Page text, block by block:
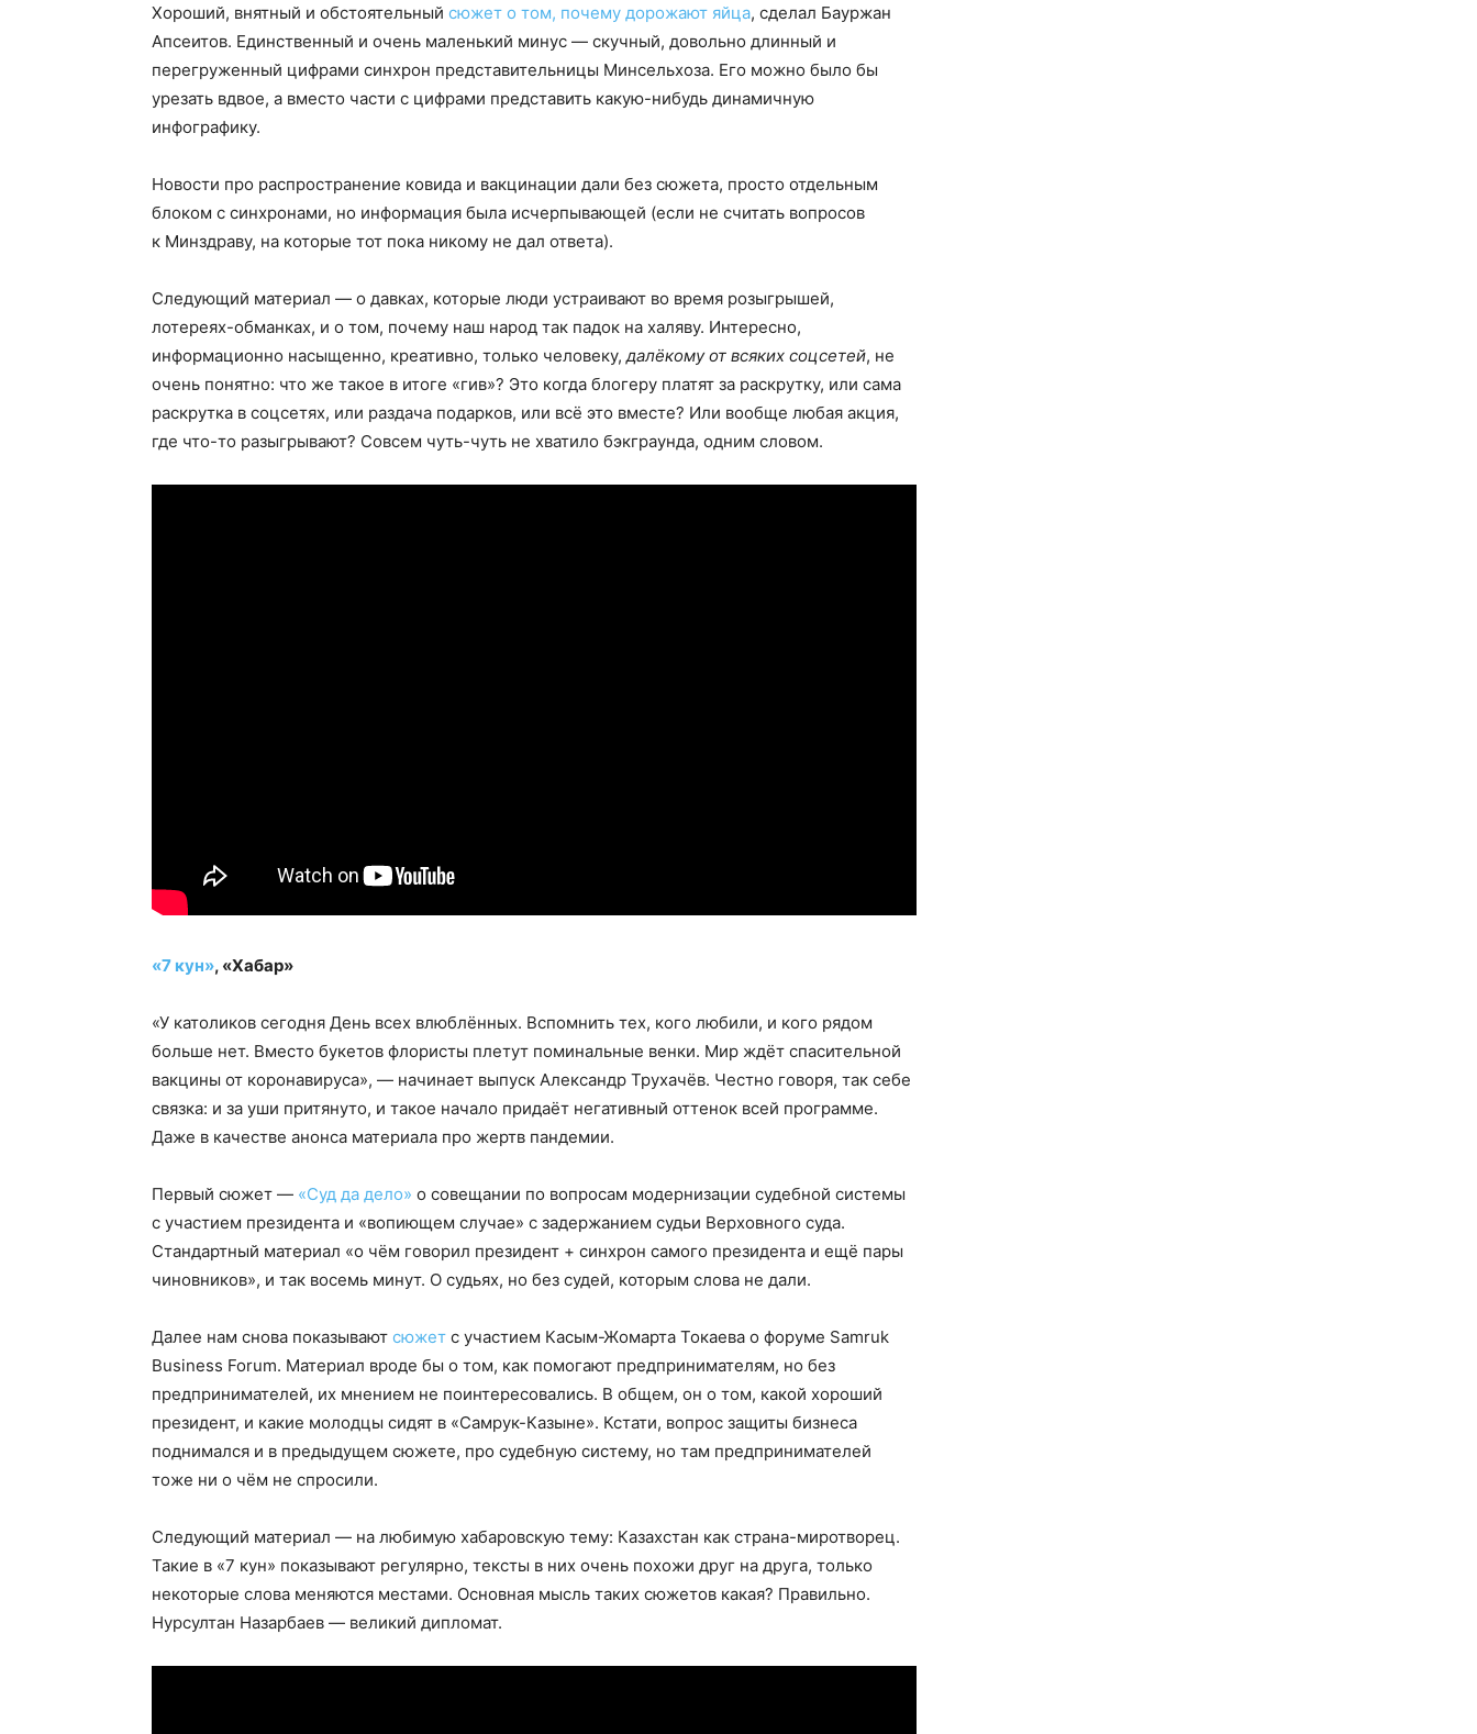
Хороший, внятный и обстоятельный сюжет о том, почему дорожают яйца, сделал Бауржан
Апсеитов. Единственный и очень маленький минус — скучный, довольно длинный и
перегруженный цифрами синхрон представительницы Минсельхоза. Его можно было бы
урезать вдвое, а вместо части с цифрами представить какую-нибудь динамичную
инфографику.
Новости про распространение ковида и вакцинации дали без сюжета, просто отдельным
блоком с синхронами, но информация была исчерпывающей (если не считать вопросов
к Минздраву, на которые тот пока никому не дал ответа).
Следующий материал — о давках, которые люди устраивают во время розыгрышей,
лотереях-обманках, и о том, почему наш народ так падок на халяву. Интересно,
информационно насыщенно, креативно, только человеку, далёкому от всяких соцсетей, не
очень понятно: что же такое в итоге «гив»? Это когда блогеру платят за раскрутку, или сама
раскрутка в соцсетях, или раздача подарков, или всё это вместе? Или вообще любая акция,
где что-то разыгрывают? Совсем чуть-чуть не хватило бэкграунда, одним словом.
«7 кун», «Хабар»
«У католиков сегодня День всех влюблённых. Вспомнить тех, кого любили, и кого рядом
больше нет. Вместо букетов флористы плетут поминальные венки. Мир ждёт спасительной
вакцины от коронавируса», — начинает выпуск Александр Трухачёв. Честно говоря, так себе
связка: и за уши притянуто, и такое начало придаёт негативный оттенок всей программе.
Даже в качестве анонса материала про жертв пандемии.
Первый сюжет — «Суд да дело» о совещании по вопросам модернизации судебной системы
с участием президента и «вопиющем случае» с задержанием судьи Верховного суда.
Стандартный материал «о чём говорил президент + синхрон самого президента и ещё пары
чиновников», и так восемь минут. О судьях, но без судей, которым слова не дали.
Далее нам снова показывают сюжет с участием Касым-Жомарта Токаева о форуме Samruk
Business Forum. Материал вроде бы о том, как помогают предпринимателям, но без
предпринимателей, их мнением не поинтересовались. В общем, он о том, какой хороший
президент, и какие молодцы сидят в «Самрук-Казыне». Кстати, вопрос защиты бизнеса
поднимался и в предыдущем сюжете, про судебную систему, но там предпринимателей
тоже ни о чём не спросили.
Следующий материал — на любимую хабаровскую тему: Казахстан как страна-миротворец.
Такие в «7 кун» показывают регулярно, тексты в них очень похожи друг на друга, только
некоторые слова меняются местами. Основная мысль таких сюжетов какая? Правильно.
Нурсултан Назарбаев — великий дипломат.